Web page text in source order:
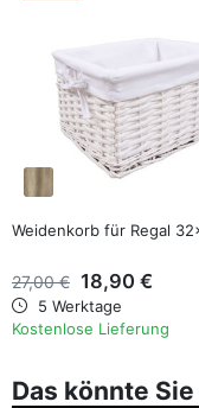
Weidenkorb für Regal
27,00 € 18,90 €
5 Werktage
Kostenlose Lieferung
Das könnte